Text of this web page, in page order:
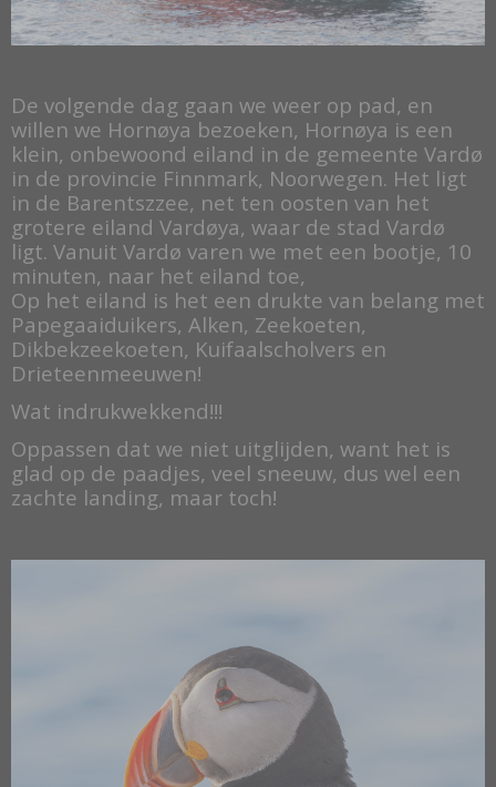
De volgende dag gaan we weer op pad, en
willen we Hornøya bezoeken, Hornøya is een
klein, onbewoond eiland in de gemeente Vardø
in de provincie Finnmark, Noorwegen. Het ligt
in de Barentszzee, net ten oosten van het
grotere eiland Vardøya, waar de stad Vardø
ligt. Vanuit Vardø varen we met een bootje, 10
minuten, naar het eiland toe,
Op het eiland is het een drukte van belang met
Papegaaiduikers, Alken, Zeekoeten,
Dikbekzeekoeten, Kuifaalscholvers en
Drieteenmeeuwen!
Wat indrukwekkend!!!
Oppassen dat we niet uitglijden, want het is
glad op de paadjes, veel sneeuw, dus wel een
zachte landing, maar toch!